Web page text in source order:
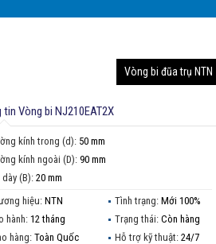
Vòng bi đũa trụ NTN
tin Vòng bi NJ210EAT2X
kính trong (d): 50 mm
kính ngoài (D):90 mm
(B):20 mm
hiệu: NTN Tình trạng:Mới 100%
hành: 12 tháng Trạng thái:Còn hàng
hàng: Toàn Quốc Hỗ trợ kỹ thuật:24/7